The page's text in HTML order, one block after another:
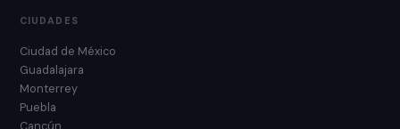
CIUDADES
Ciudad de México
Guadalajara
Monterrey
Puebla